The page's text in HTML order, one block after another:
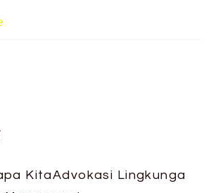
KitaAdvokasi Lingkunga